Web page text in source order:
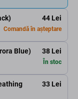
44 Lei
Comandă în așteptare
Blue) 38 Lei
În stoc
33 Lei